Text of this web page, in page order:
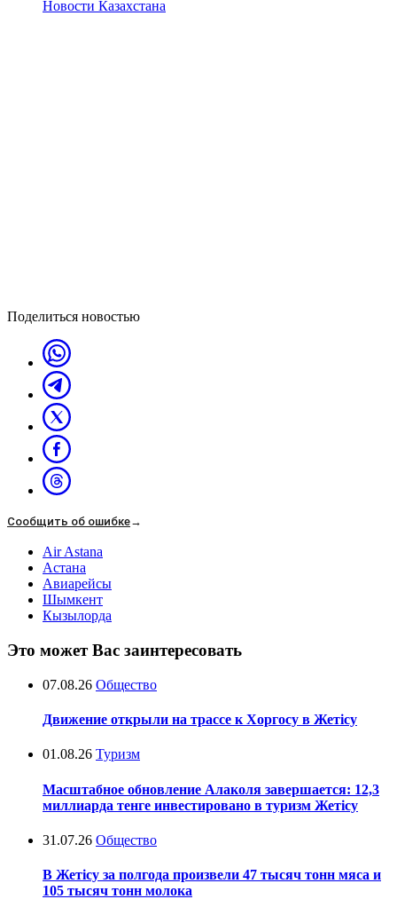
Новости Казахстана
Поделиться новостью
Сообщить об ошибке→
Air Astana
Астана
Авиарейсы
Шымкент
Кызылорда
Это может Вас заинтересовать
07.08.26 Общество
Движение открыли на трассе к Хоргосу в Жетісу
01.08.26 Туризм
Масштабное обновление Алаколя завершается: 12,3
миллиарда тенге инвестировано в туризм Жетісу
31.07.26 Общество
В Жетісу за полгода произвели 47 тысяч тонн мяса и
105 тысяч тонн молока